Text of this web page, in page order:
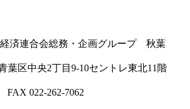
済連合会総務・企画グループ 秋葉
葉区中央2丁目9-10セントレ東北11階
022-262-7062